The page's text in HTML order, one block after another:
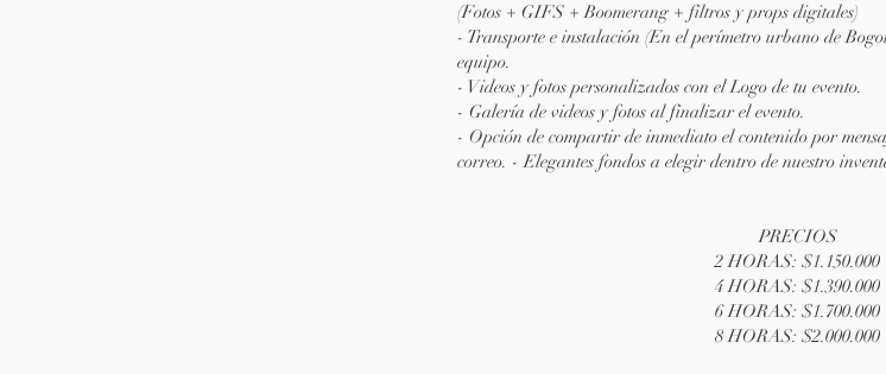
(Fotos + GIFS + Boomerang + filtros y props digitales)
- Transporte e instalación (En el perímetro urbano de
equipo.
- Videos y fotos personalizados con el Logo de tu evento.
- Galería de videos y fotos al finalizar el evento.
- Opción de compartir de inmediato el contenido por
correo. - Elegantes fondos a elegir dentro de nuestro
PRECIOS
2 HORAS: $1.150.000
4 HORAS: $1.390.000
6 HORAS: $1.700.000
8 HORAS: $2.000.000